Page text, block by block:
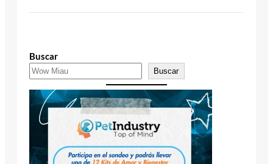
Buscar
Buscar